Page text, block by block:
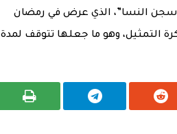
“سجن النسا”، الذي عرض في رمضان
التمثيل، وهو ما جعلها تتوقف لمدة